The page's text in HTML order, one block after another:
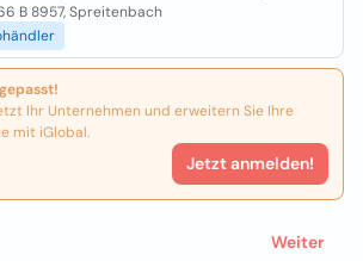
B 8957, Spreitenbach
Ihr Unternehmen und erweitern Sie Ihre
mit iGlobal.
Jetzt anmelden!
Weiter